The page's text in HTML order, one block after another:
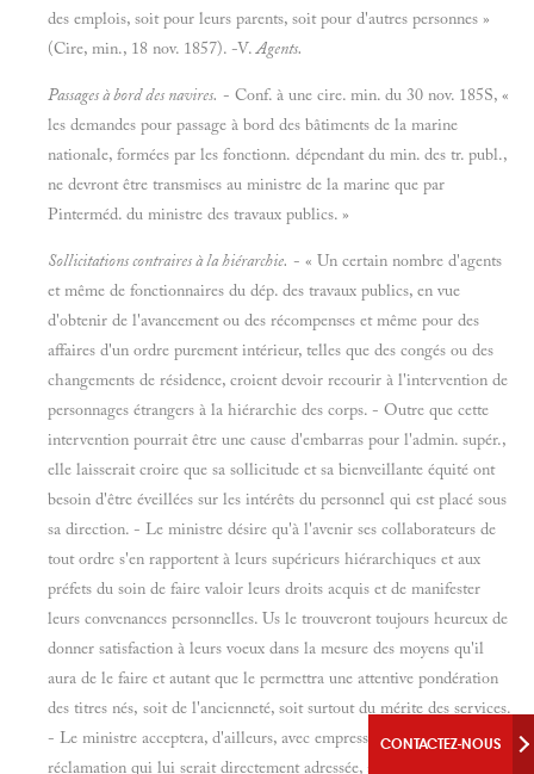
des emplois, soit pour leurs parents, soit pour d'autres personnes »
(Cire, min., 18 nov. 1857). -V.Agents.
Passages à bord des navires. - Conf. à une cire. min. du 30 nov. 185S, «
les demandes pour passage à bord des bâtiments de la marine
nationale, formées par les fonctionn. dépendant du min. des tr. publ.,
ne devront être transmises au ministre de la marine que par
Pinterméd. du ministre des travaux publics. »
Sollicitations contraires à la hiérarchie. - « Un certain nombre d'agents
et même de fonctionnaires du dép. des travaux publics, en vue
d'obtenir de l'avancement ou des récompenses et même pour des
affaires d'un ordre purement intérieur, telles que des congés ou des
changements de résidence, croient devoir recourir à l'intervention de
personnages étrangers à la hiérarchie des corps. - Outre que cette
intervention pourrait être une cause d'embarras pour l'admin. supér.,
elle laisserait croire que sa sollicitude et sa bienveillante équité ont
besoin d'être éveillées sur les intérêts du personnel qui est placé sous
sa direction. - Le ministre désire qu'à l'avenir ses collaborateurs de
tout ordre s'en rapportent à leurs supérieurs hiérarchiques et aux
préfets du soin de faire valoir leurs droits acquis et de manifester
leurs convenances personnelles. Us le trouveront toujours heureux de
donner satisfaction à leurs voeux dans la mesure des moyens qu'il
aura de le faire et autant que le permettra une attentive pondération
des titres nés, soit de l'ancienneté, soit surtout du mérite des services.
- Le ministre acceptera, d'ailleurs, avec empressement toute
réclamation qui lui serait directement adressée, après avoir été
CONTACTEZ-NOUS